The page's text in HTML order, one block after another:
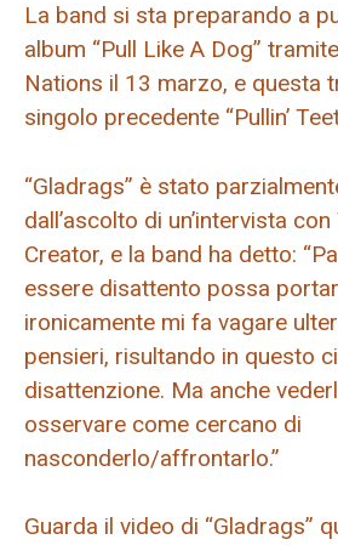
La band si sta preparando a
album “Pull Like A Dog”
Nations il 13 marzo, e questa
singolo precedente “Pullin’
“Gladrags” è stato
dall’ascolto di un’intervista
Creator, e la band ha detto:
essere disattento possa
ironicamente mi fa vagare
pensieri, risultando in questo
disattenzione. Ma anche
osservare come cercano di
nasconderlo/affrontarlo.”
Guarda il video di “Gladrags”